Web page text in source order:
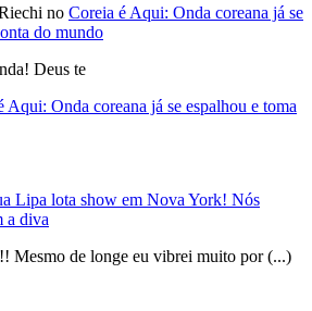
no Coreia é Aqui: Onda coreana já se
do mundo
Deus te
Aqui: Onda coreana já se espalhou e toma
Lipa lota show em Nova York! Nós
a diva
Mesmo de longe eu vibrei muito por (...)